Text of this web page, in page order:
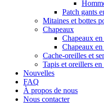
Patch gants
Mitaines et bottes
Chapeaux
Chapeaux en
Chapeaux
Cache-oreilles et
Tapis et oreillers
Nouvelles
FAQ
À propos de nous
Nous contacter